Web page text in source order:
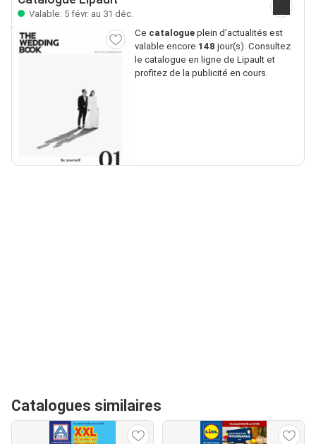
Valable: 5 févr. au 31 déc.
Ce catalogueplein d’actualités est
valable encore 148 jour(s). Consultez
le catalogue en ligne de Lipault et
profitez de la publicité en cours.
Catalogues similaires